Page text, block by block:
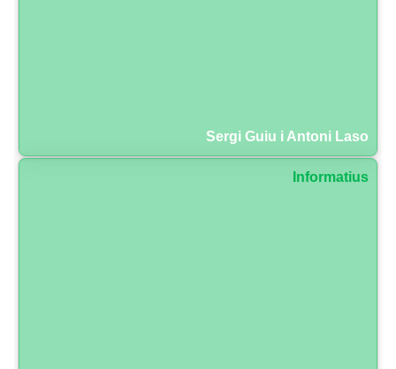
Sergi Guiu i Antoni Laso
Informatius